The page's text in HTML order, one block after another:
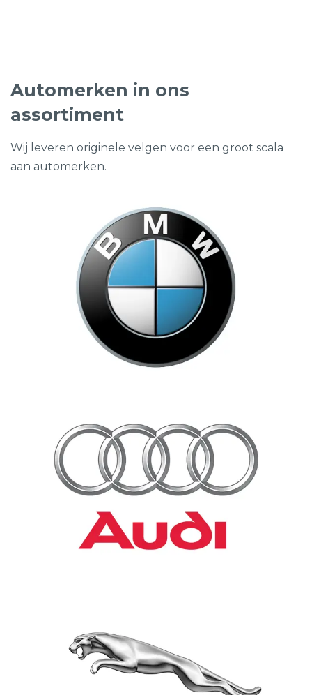
Automerken in ons
assortiment
Wij leveren originele velgen voor een groot scala
aan automerken.